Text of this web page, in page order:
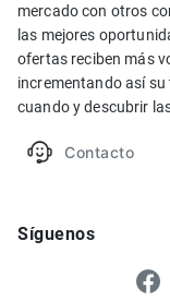
mercado con otros
las mejores
ofertas reciben más
incrementando así
cuando y descubrir
Contacto
Síguenos